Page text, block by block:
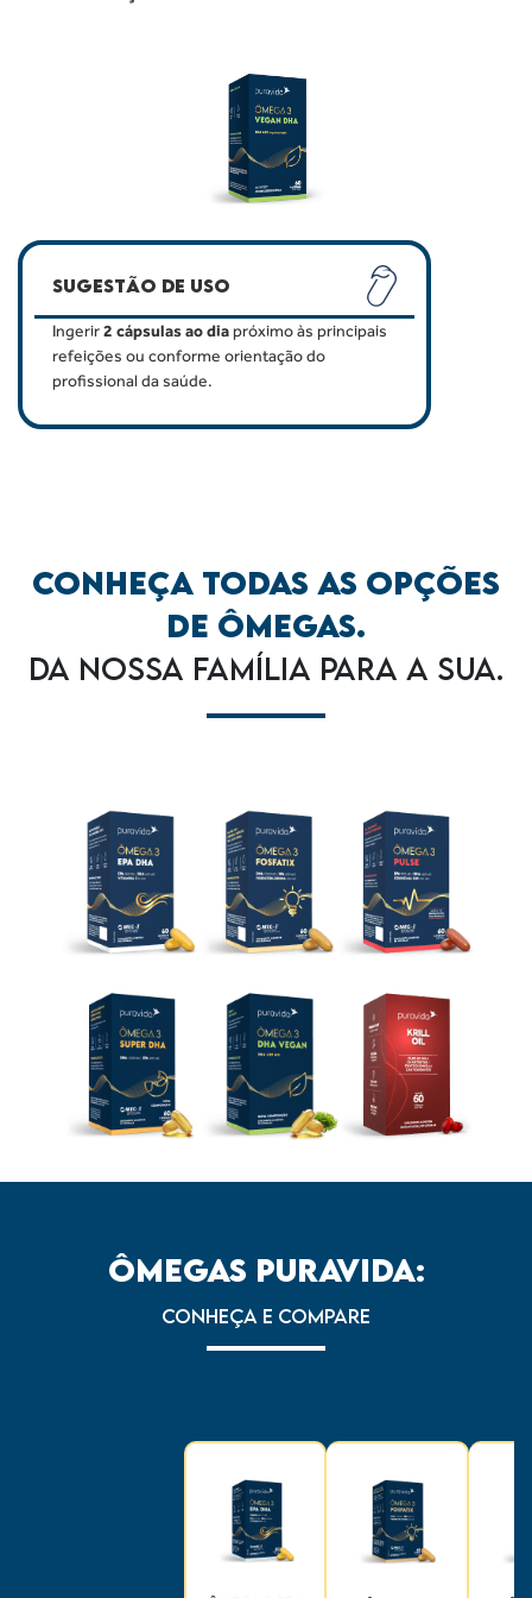
SUGESTÃO DE USO
Ingerir2 cápsulas ao diapróximo às principais
refeições ou conforme orientação do
profissional da saúde.
CONHEÇA TODAS AS OPÇÕES
DE ÔMEGAS.
DA NOSSA FAMÍLIA PARA A SUA.
ÔMEGAS PURAVIDA:
CONHEÇA E COMPARE